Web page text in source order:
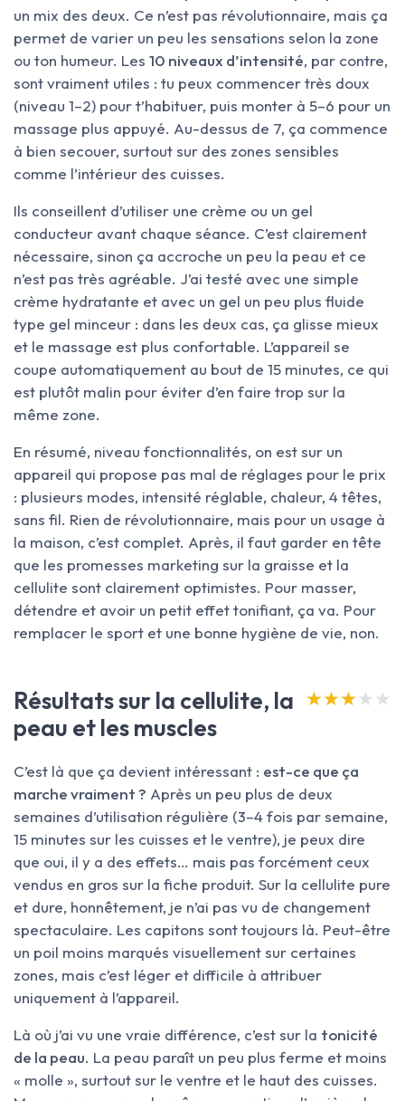
un mix des deux. Ce n’est pas révolutionnaire, mais ça
permet de varier un peu les sensations selon la zone
ou ton humeur. Les 10 niveaux d’intensité, par contre,
sont vraiment utiles : tu peux commencer très doux
(niveau 1–2) pour t’habituer, puis monter à 5–6 pour un
massage plus appuyé. Au-dessus de 7, ça commence
à bien secouer, surtout sur des zones sensibles
comme l’intérieur des cuisses.
Ils conseillent d’utiliser une crème ou un gel
conducteur avant chaque séance. C’est clairement
nécessaire, sinon ça accroche un peu la peau et ce
n’est pas très agréable. J’ai testé avec une simple
crème hydratante et avec un gel un peu plus fluide
type gel minceur : dans les deux cas, ça glisse mieux
et le massage est plus confortable. L’appareil se
coupe automatiquement au bout de 15 minutes, ce qui
est plutôt malin pour éviter d’en faire trop sur la
même zone.
En résumé, niveau fonctionnalités, on est sur un
appareil qui propose pas mal de réglages pour le prix
: plusieurs modes, intensité réglable, chaleur, 4 têtes,
sans fil. Rien de révolutionnaire, mais pour un usage à
la maison, c’est complet. Après, il faut garder en tête
que les promesses marketing sur la graisse et la
cellulite sont clairement optimistes. Pour masser,
détendre et avoir un petit effet tonifiant, ça va. Pour
remplacer le sport et une bonne hygiène de vie, non.
Résultats sur la cellulite, la
peau et les muscles
★★★★★
★★★★★
C’est là que ça devient intéressant : est-ce que ça
marche vraiment ? Après un peu plus de deux
semaines d’utilisation régulière (3–4 fois par semaine,
15 minutes sur les cuisses et le ventre), je peux dire
que oui, il y a des effets… mais pas forcément ceux
vendus en gros sur la fiche produit. Sur la cellulite pure
et dure, honnêtement, je n’ai pas vu de changement
spectaculaire. Les capitons sont toujours là. Peut-être
un poil moins marqués visuellement sur certaines
zones, mais c’est léger et difficile à attribuer
uniquement à l’appareil.
Là où j’ai vu une vraie différence, c’est sur la tonicité
de la peau. La peau paraît un peu plus ferme et moins
« molle », surtout sur le ventre et le haut des cuisses.